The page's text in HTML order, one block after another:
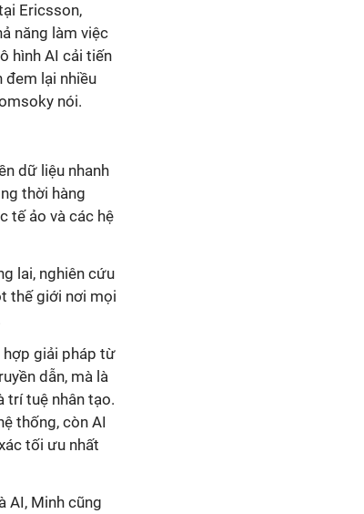
Ericsson,
năng làm việc
hình AI cải tiến
lại nhiều
nói.
dữ liệu nhanh
thời hàng
tế ảo và các hệ
lai, nghiên cứu
thế giới nơi mọi
hợp giải pháp từ
dẫn, mà là
trí tuệ nhân tạo.
thống, còn AI
tối ưu nhất
AI, Minh cũng